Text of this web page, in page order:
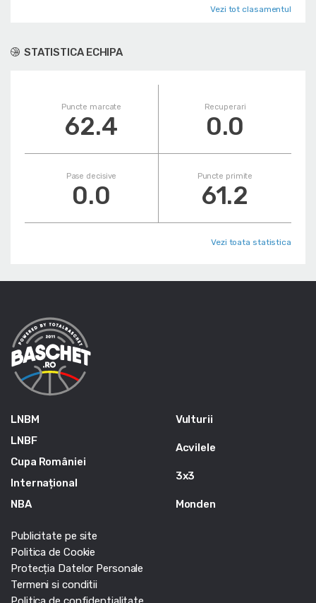
Vezi tot clasamentul
STATISTICA ECHIPA
Puncte marcate
62.4
Recuperari
0.0
Pase decisive
0.0
Puncte primite
61.2
Vezi toata statistica
LNBM
LNBF
Cupa României
Internațional
NBA
Vulturii
Acvilele
3x3
Monden
Publicitate pe site
Politica de Cookie
Protecția Datelor Personale
Termeni si conditii